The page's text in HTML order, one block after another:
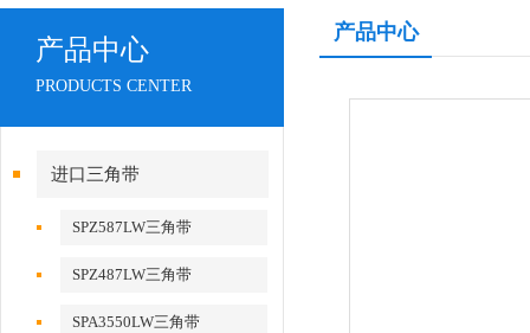
产品中心
PRODUCTS CENTER
进口三角带
SPZ587LW三角带
SPZ487LW三角带
SPA3550LW三角带
产品中心